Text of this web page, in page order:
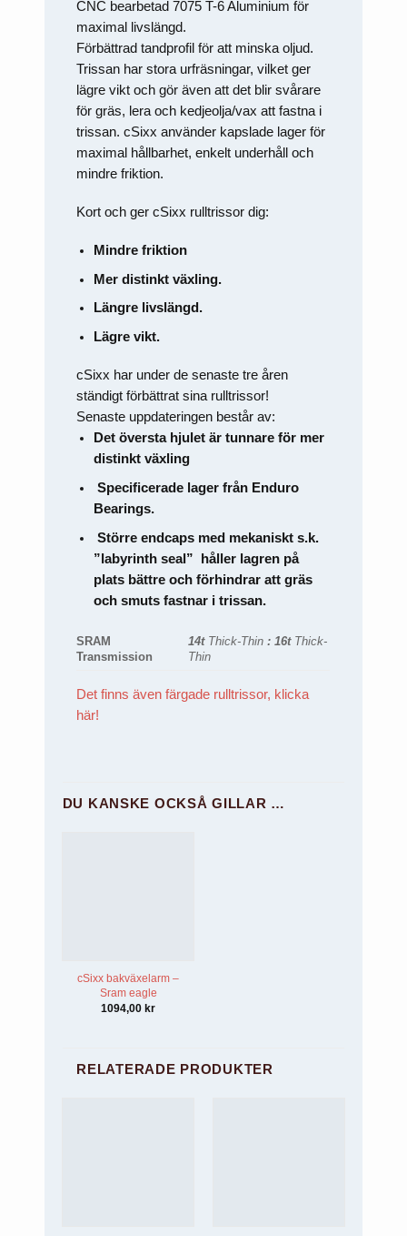
CNC bearbetad 7075 T-6 Aluminium för
maximal livslängd.
Förbättrad tandprofil för att minska oljud.
Trissan har stora urfräsningar, vilket ger
lägre vikt och gör även att det blir svårare
för gräs, lera och kedjeolja/vax att fastna i
trissan. cSixx använder kapslade lager för
maximal hållbarhet, enkelt underhåll och
mindre friktion.
Kort och ger cSixx rulltrissor dig:
Mindre friktion
Mer distinkt växling.
Längre livslängd.
Lägre vikt.
cSixx har under de senaste tre åren
ständigt förbättrat sina rulltrissor!
Senaste uppdateringen består av:
Det översta hjulet är tunnare för mer
distinkt växling
Specificerade lager från Enduro
Bearings.
Större endcaps med mekaniskt s.k.
”labyrinth seal” håller lagren på
plats bättre och förhindrar att gräs
och smuts fastnar i trissan.
SRAM
Transmission
14t Thick-Thin: 16t Thick-
Thin
Det finns även färgade rulltrissor, klicka
här!
DU KANSKE OCKSÅ GILLAR …
cSixx bakväxelarm –
Sram eagle
1094,00 kr
RELATERADE PRODUKTER
hemsidan.
Marknadsföring
Genom att dela
med dig av dina
intressen och ditt
beteende när du
surfar ökar du
chansen att få se
anpassat innehåll
och erbjudanden.